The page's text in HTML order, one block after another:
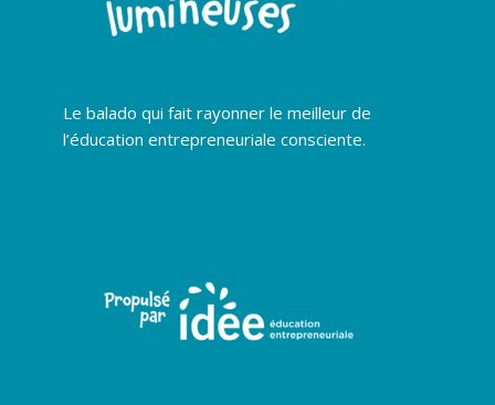
Le balado qui fait rayonner le meilleur de
l’éducation entrepreneuriale consciente.